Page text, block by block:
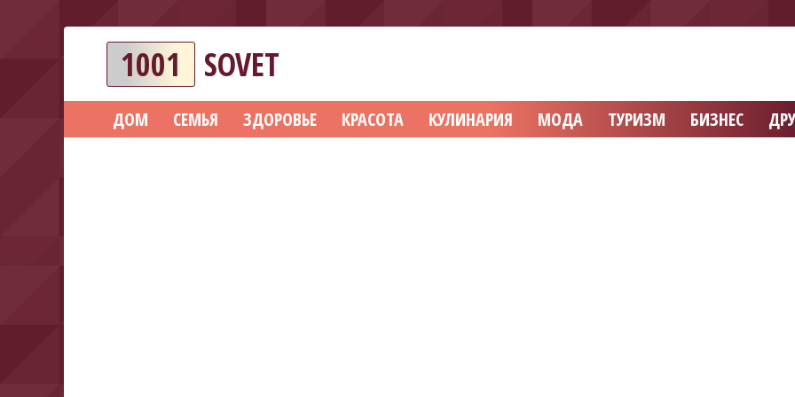
1001 SOVET
ДОМ СЕМЬЯ ЗДОРОВЬЕ КРАСОТА КУЛИНАРИЯ МОДА ТУРИЗМ БИЗНЕС